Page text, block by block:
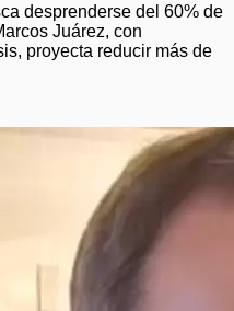
desprenderse del 60% de
Juárez, con
proyecta reducir más de